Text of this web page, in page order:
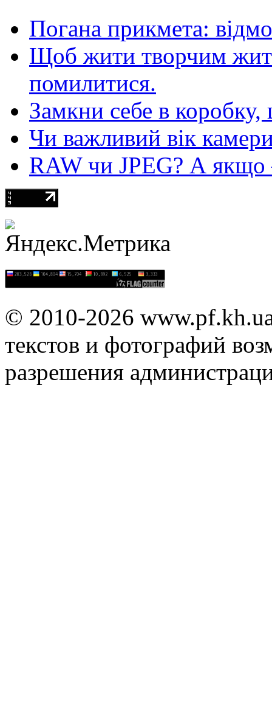
Погана прикмета:
Щоб жити творчим
помилитися.
Замкни себе в
Чи важливий вік
RAW чи JPEG? А якщо
© 2010-2026
текстов и фотографий
разрешения